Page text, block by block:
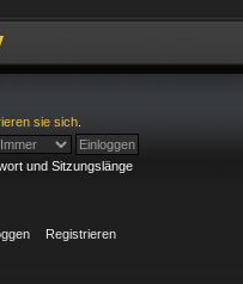
sie sich
und Sitzungslänge
Registrieren